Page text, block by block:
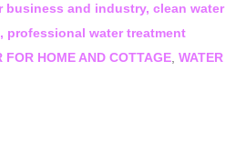
business and industry, clean water
professional water treatment
FOR HOME AND COTTAGE WATER